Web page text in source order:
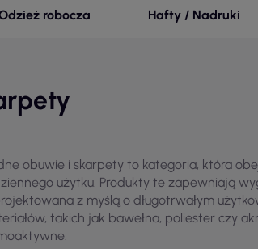
robocza Hafty / Nadruki
obuwie i skarpety to kategoria, która
użytku. Produkty te zapewniają
z myślą o długotrwałym
takich jak bawełna, poliester czy